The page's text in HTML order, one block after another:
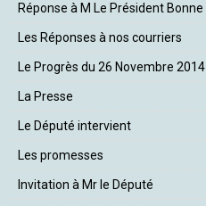
Réponse à M Le Président Bonne
Les Réponses à nos courriers
Le Progrès du 26 Novembre 2014
La Presse
Le Député intervient
Les promesses
Invitation à Mr le Député